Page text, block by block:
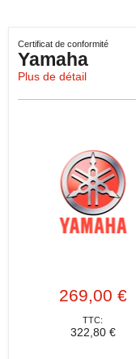
Certificat de conformité
Yamaha
Plus de détail
269,00 €
TTC:
322,80 €